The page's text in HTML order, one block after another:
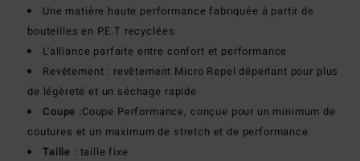
Une matière haute performance fabriquée à partir de
bouteilles en P.E.T recyclées
L'alliance parfaite entre confort et performance
Revêtement : revêtement Micro Repel déperlant pour plus
de légèreté et un séchage rapide
Coupe :Coupe Performance, conçue pour un minimum de
coutures et un maximum de stretch et de performance
Taille : taille fixe